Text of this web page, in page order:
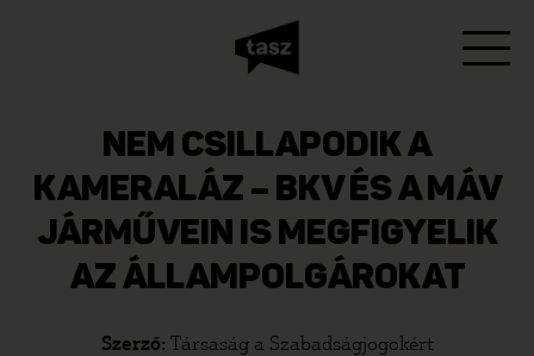
NEM CSILLAPODIK A
KAMERALÁZ – BKV ÉS A MÁV
JÁRMŰVEIN IS MEGFIGYELIK
AZ ÁLLAMPOLGÁROKAT
Szerző: Társaság a Szabadságjogokért